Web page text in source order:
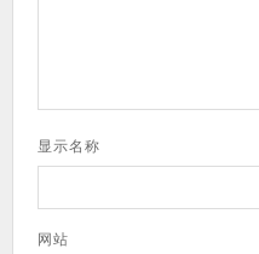
显示名称
网站